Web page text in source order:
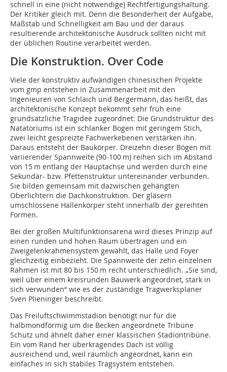
schnell in eine (nicht notwendige) Rechtfertigungshaltung.
Der Kritiker gleich mit. Denn die Besonderheit der Aufgabe,
Maßstab und Schnelligkeit am Bau und der daraus
resultierende architektonische Ausdruck sollten nicht mit
der üblichen Routine verarbeitet werden.
Die Konstruktion. Over Code
Viele der konstruktiv aufwändigen chinesischen Projekte
vom gmp entstehen in Zusammenarbeit mit den
Ingenieuren von Schlaich und Bergermann, das heißt, das
architektonische Konzept bekommt sehr früh eine
grundsätzliche Tragidee zugeordnet: Die Grundstruktur des
Natatoriums ist ein schlanker Bogen mit geringem Stich,
zwei leicht gespreizte Fachwerkebenen verstärken ihn.
Daraus entsteht der Baukörper. Dreizehn dieser Bögen mit
variierender Spannweite (90-100 m) reihen sich im Abstand
von 15 m entlang der Hauptachse und werden durch eine
Sekundär- bzw. Pfettenstruktur untereinander verbunden.
Sie bilden gemeinsam mit dazwischen gehängten
Oberlichtern die Dachkonstruktion. Der gläsern
umschlossene Hallenkörper steht innerhalb der gereihten
Formen.
Bei der großen Multifunktionsarena wird dieses Prinzip auf
einen runden und hohen Raum übertragen und ein
Zweigelenkrahmen­system gewählt, das Halle und Foyer
gleichzeitig einbezieht. Die Spannweite der zehn einzelnen
Rahmen ist mit 80 bis 150 m recht unterschiedlich. „Sie sind,
weil über einem kreisrunden Bauwerk angeordnet, stark in
sich verwunden“ wie es der zuständige Tragwerksplaner
Sven Plieninger beschreibt.
Das Freiluftschwimmstadion benötigt nur für die
halbmondförmig um die Becken angeordnete Tribüne
Schutz und ähnelt daher einer klassischen Stadiontribüne.
Ein vom Rand her überkragendes Dach ist völlig
ausreichend und, weil räumlich angeordnet, kann ein
einfaches in sich stabiles Tragsystem entstehen.